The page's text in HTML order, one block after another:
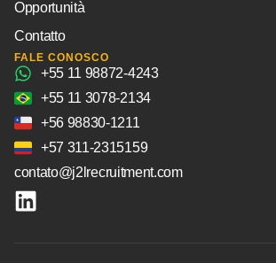
Opportunità
Contatto
FALE CONOSCO
+55 11 98872-4243
+55 11 3078-2134
+56 98830-1211
+57 311-2315159
contato@j2lrecruitment.com